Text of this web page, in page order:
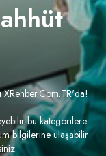
XRehber.Com.TR'da!
bu kategorilere
bilgilerine ulaşabilir